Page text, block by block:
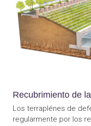
Recubrimiento de
Los terraplénes de
regularmente por los